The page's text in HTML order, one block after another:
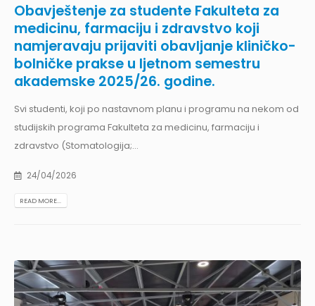
Obavještenje za studente Fakulteta za
medicinu, farmaciju i zdravstvo koji
namjeravaju prijaviti obavljanje kliničko-
bolničke prakse u ljetnom semestru
akademske 2025/26. godine.
Svi studenti, koji po nastavnom planu i programu na nekom od
studijskih programa Fakulteta za medicinu, farmaciju i
zdravstvo (Stomatologija;...
24/04/2026
READ MORE...